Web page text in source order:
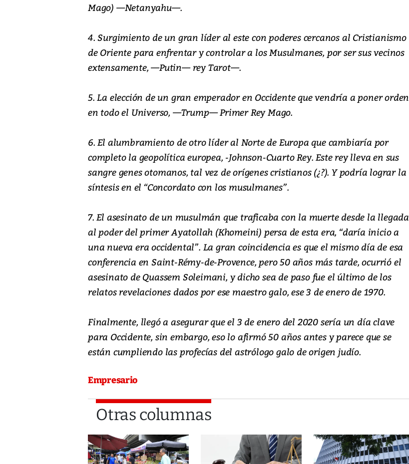
Mago) —Netanyahu—.
4. Surgimiento de un gran líder al este con poderes cercanos al Cristianismo
de Oriente para enfrentar y controlar a los Musulmanes, por ser sus vecinos
extensamente, —Putin— rey Tarot—.
5. La elección de un gran emperador en Occidente que vendría a poner orden
en todo el Universo, —Trump— Primer Rey Mago.
6. El alumbramiento de otro líder al Norte de Europa que cambiaría por
completo la geopolítica europea, -Johnson-Cuarto Rey. Este rey lleva en sus
sangre genes otomanos, tal vez de orígenes cristianos (¿?). Y podría lograr la
síntesis en el “Concordato con los musulmanes”.
7. El asesinato de un musulmán que traficaba con la muerte desde la llegada
al poder del primer Ayatollah (Khomeini) persa de esta era, “daría inicio a
una nueva era occidental”. La gran coincidencia es que el mismo día de esa
conferencia en Saint-Rémy-de-Provence, pero 50 años más tarde, ocurrió el
asesinato de Quassem Soleimani, y dicho sea de paso fue el último de los
relatos revelaciones dados por ese maestro galo, ese 3 de enero de 1970.
Finalmente, llegó a asegurar que el 3 de enero del 2020 sería un día clave
para Occidente, sin embargo, eso lo afirmó 50 años antes y parece que se
están cumpliendo las profecías del astrólogo galo de origen judío.
Empresario
Otras columnas